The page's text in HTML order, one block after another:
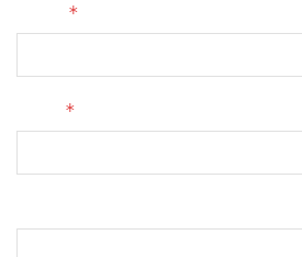
*
*